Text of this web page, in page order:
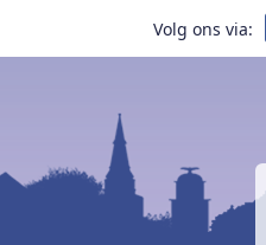
Volg ons via: